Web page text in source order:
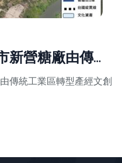
打破多年僵局！臺南市新營糖廠由傳統工業區轉型產經文創專區開啟新營發展新局
傳統工業區轉型產經文創